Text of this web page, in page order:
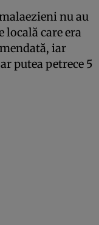
nu au
locală care era
iar
putea petrece 5